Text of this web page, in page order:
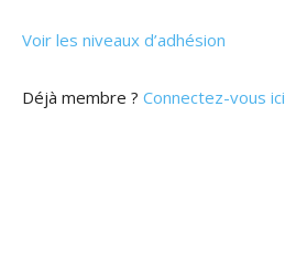
Voir les niveaux d’adhésion
Déjà membre ? Connectez-vous ici